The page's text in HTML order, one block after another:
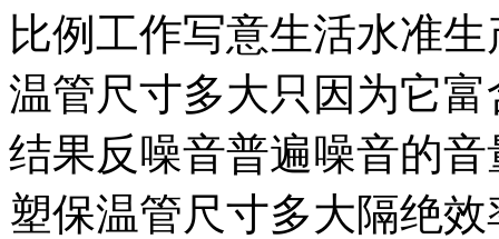
比例工作写意生活水准
温管尺寸多大只因为它
结果反噪音普遍噪音的
塑保温管尺寸多大隔绝